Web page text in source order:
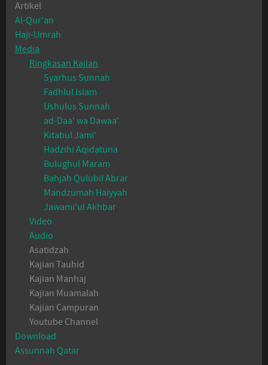
Artikel
Al-Qur'an
Haji-Umrah
Media
Ringkasan Kajian
Syarhus Sunnah
Fadhlul Islam
Ushulus Sunnah
ad-Daa' wa Dawaa'
Kitabul Jami'
Hadzihi Aqidatuna
Bulughul Maram
Bahjah Qulubil Abrar
Mandzumah Haiyyah
Jawami'ul Akhbar
Video
Audio
Asatidzah
Kajian Tauhid
Kajian Manhaj
Kajian Muamalah
Kajian Campuran
Youtube Channel
Download
Assunnah Qatar